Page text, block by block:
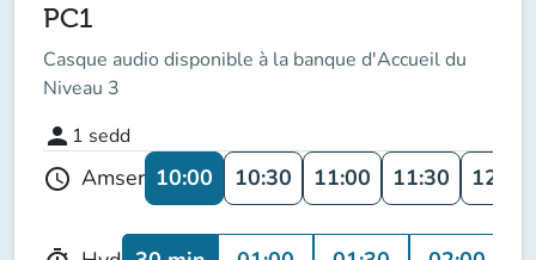
PC1
Casque audio disponible à la banque d'Accueil du
Niveau 3
person 1 sedd
schedule Amser 10:00 10:30 11:00 11:30 12:00